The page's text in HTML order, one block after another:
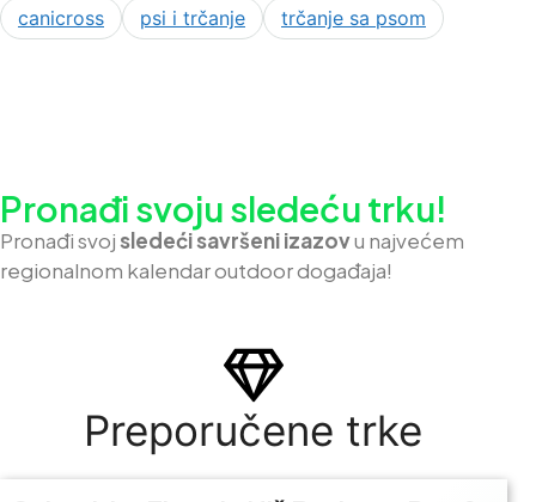
canicross psi i trčanje trčanje sa psom
Pronađi svoju sledeću trku!
Pronađi svojsledeći savršeni izazovu najvećem
regionalnom kalendar outdoor događaja!
Preporučene trke